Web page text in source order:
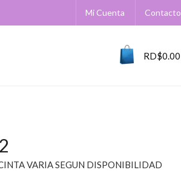
Mi Cuenta Contacto
RD$0.00
VARIA SEGUN DISPONIBILIDAD